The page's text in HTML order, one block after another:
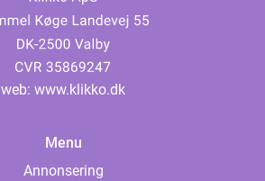
web: www.klikko.dk
Menu
Annonsering